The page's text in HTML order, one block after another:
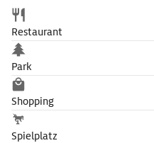
Restaurant
Park
Shopping
Spielplatz